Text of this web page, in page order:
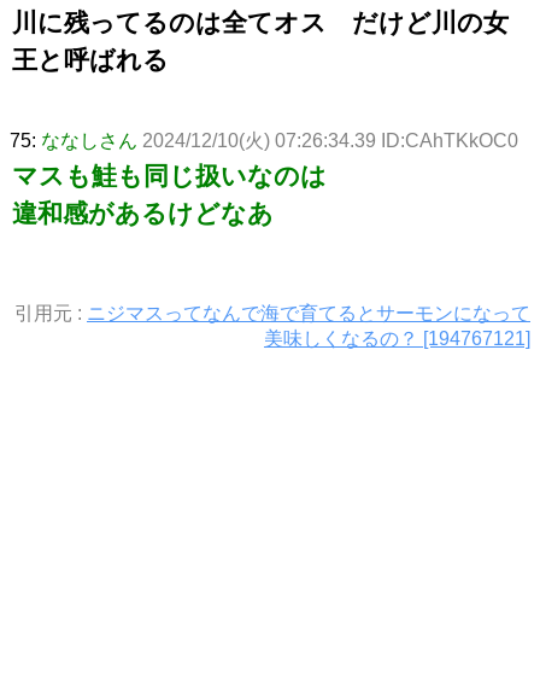
川に残ってるのは全てオス だけど川の女
王と呼ばれる
75: ななしさん 2024/12/10(火) 07:26:34.39 ID:CAhTKkOC0
マスも鮭も同じ扱いなのは
違和感があるけどなあ
引用元 : ニジマスってなんで海で育てるとサーモンになって
美味しくなるの？ [194767121]